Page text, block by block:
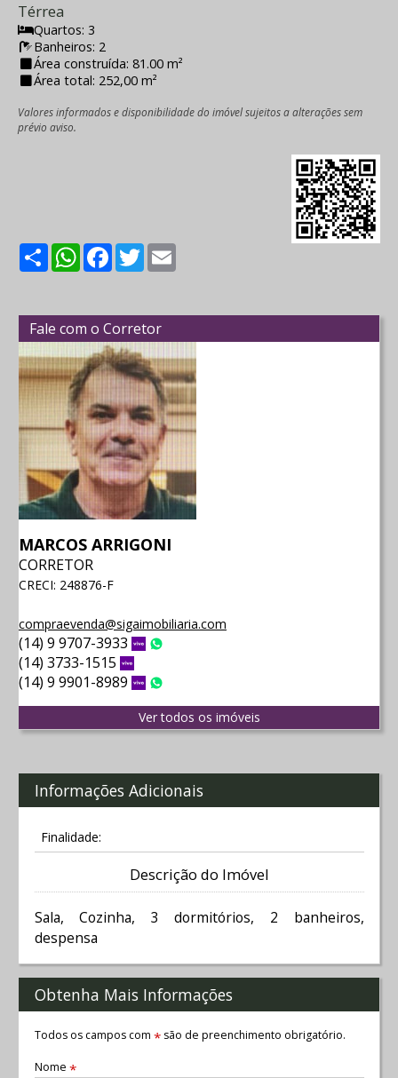
Térrea
Quartos: 3
Banheiros: 2
Área construída: 81.00 m²
Área total: 252,00 m²
Valores informados e disponibilidade do imóvel sujeitos a alterações sem
prévio aviso.
ShareWhatsApp
Facebook
Twitter
Fale com o Corretor
MARCOS ARRIGONI
CORRETOR
CRECI: 248876-F
compraevenda@sigaimobiliaria.com
(14) 9 9707-3933 Vivo
(14) 3733-1515
(14) 9 9901-8989 Vivo
Ver todos os imóveis
Informações Adicionais
Finalidade:
Descrição do Imóvel
Sala, Cozinha, 3 dormitórios, 2 banheiros,
despensa
Obtenha Mais Informações
Todos os campos com *são de preenchimento obrigatório.
Nome *